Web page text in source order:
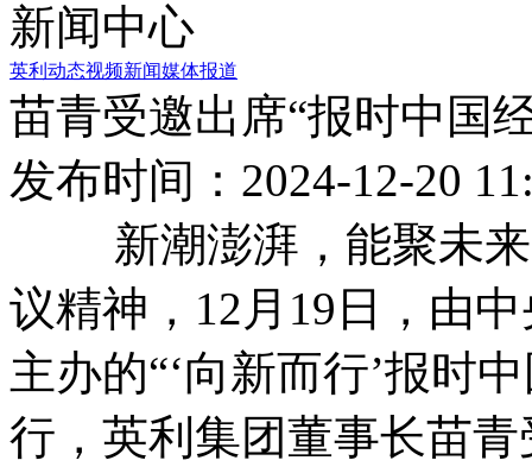
新闻中心
英利动态视频新闻媒体报道
苗青受邀出席“报时中国
发布时间：2024-12-20
新潮澎湃，能聚未来
议精神，12月19日，由
主办的“‘向新而行’报时
行，英利集团董事长苗